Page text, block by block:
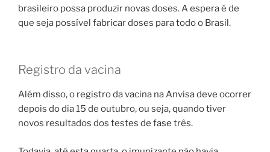
brasileiro possa produzir novas doses. A espera é de
que seja possível fabricar doses para todo o Brasil.
Registro da vacina
Além disso, o registro da vacina na Anvisa deve ocorrer
depois do dia 15 de outubro, ou seja, quando tiver
novos resultados dos testes de fase três.